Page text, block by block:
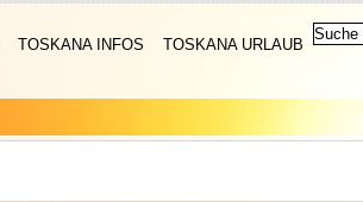
TOSKANA INFOS TOSKANA URLAUB